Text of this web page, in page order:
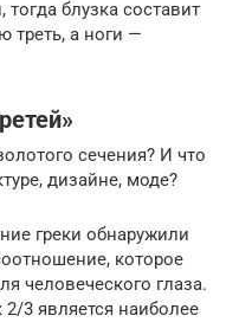
блузка составит
треть, а ноги —
сечения? И что
дизайне, моде?
греки обнаружили
которое
человеческого глаза.
3 является наиболее